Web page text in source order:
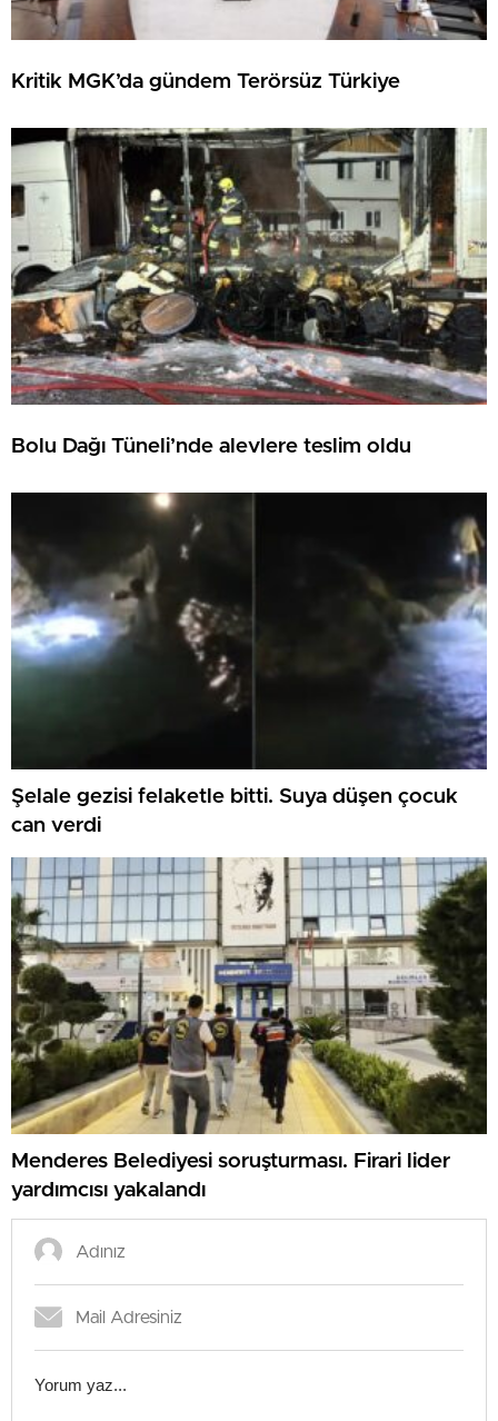
Kritik MGK’da gündem Terörsüz Türkiye
Bolu Dağı Tüneli’nde alevlere teslim oldu
Şelale gezisi felaketle bitti. Suya düşen çocuk
can verdi
Menderes Belediyesi soruşturması. Firari lider
yardımcısı yakalandı